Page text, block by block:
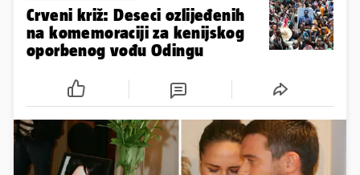
Crveni križ: Deseci ozlijeđenih
na komemoraciji za kenijskog
oporbenog vođu Odingu